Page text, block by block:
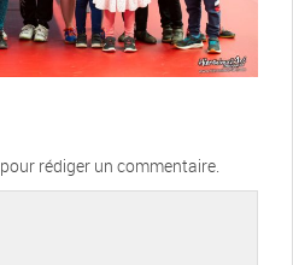
pour rédiger un commentaire.